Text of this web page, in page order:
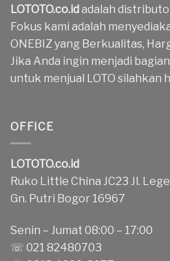
LOTOTO.co.idadalah
Fokus kami adalah
ONEBIZ yang Berkualitas,
Jika Anda ingin menjadi
untuk menjual LOTO silahkan
OFFICE
LOTOTO.co.id
Ruko Little China JC23 Jl.
Gn. Putri Bogor 16967
Senin – Jumat 08:00 – 17:00
☏ 021 82480703